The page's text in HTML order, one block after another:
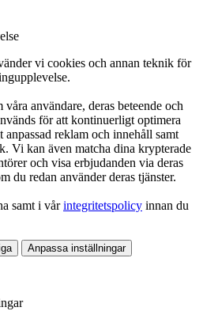
vi cookies och annan teknik för
användare, deras beteende och
för att kontinuerligt optimera
reklam och innehåll samt
Vi kan även matcha dina krypterade
och visa erbjudanden via deras
du redan använder deras tjänster.
samt i vårintegritetspolicy innan du
Anpassa inställningar